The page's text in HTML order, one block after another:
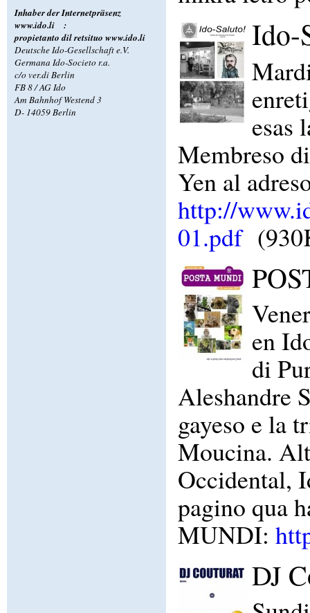
Inhaber der Internetpräsenz
www.ido.li
:
propietanto dil retsituo www.ido.li
Deutsche Ido-Gesellschaft e.V.
Germana Ido-Societo r.a.
c/o ver.di Berlin
FB 8 / AG Ido
Am Bahnhof Westend 3
D- 14059 Berlin
Ido-
esas
Membreso
Yen al
http://
01.pdf
en
di
Aleshandre
gayeso e la
Moucina.
Occidental,
pagino qua
MUNDI:
DJ